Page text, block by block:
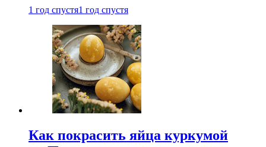
1 год спустя1 год спустя
Как покрасить яйца куркумой